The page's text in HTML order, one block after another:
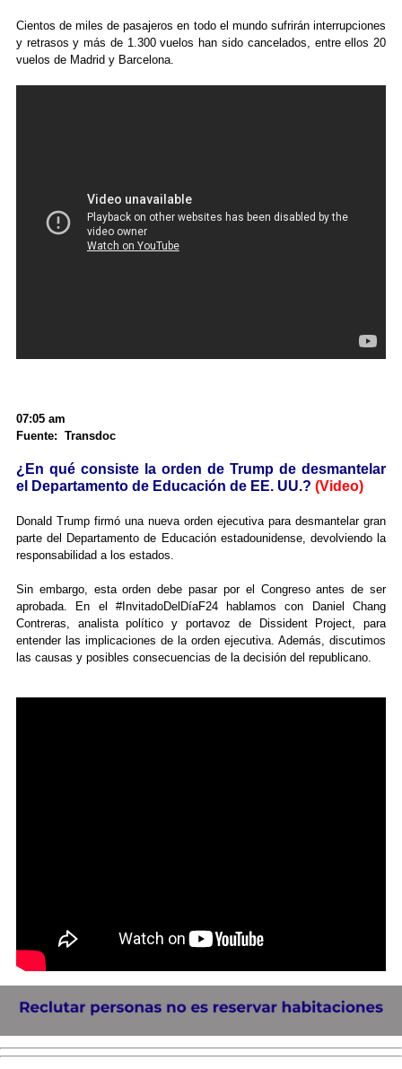
Cientos de miles de pasajeros en todo el mundo sufrirán interrupciones
y retrasos y más de 1.300 vuelos han sido cancelados, entre ellos 20
vuelos de Madrid y Barcelona.
07:05 am
Fuente: Transdoc
¿En qué consiste la orden de Trump de desmantelar
el Departamento de Educación de EE. UU.? (Video)
Donald Trump firmó una nueva orden ejecutiva para desmantelar gran
parte del Departamento de Educación estadounidense, devolviendo la
responsabilidad a los estados.
Sin embargo, esta orden debe pasar por el Congreso antes de ser
aprobada. En el #InvitadoDelDíaF24 hablamos con Daniel Chang
Contreras, analista político y portavoz de Dissident Project, para
entender las implicaciones de la orden ejecutiva. Además, discutimos
las causas y posibles consecuencias de la decisión del republicano.